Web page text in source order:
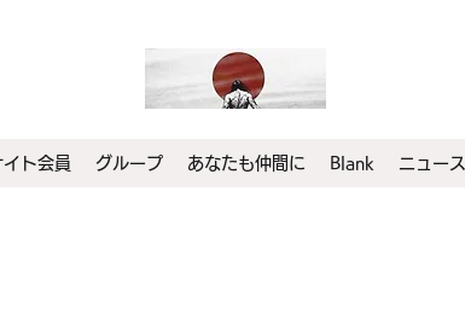
イト会員 グループ あなたも仲間に Blank ニュース